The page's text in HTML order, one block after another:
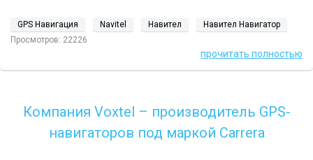
GPS Навигация Navitel Навител
Навител Навигатор
Просмотров: 22226
прочитать полностью
Компания Voxtel – производитель GPS-
навигаторов под маркой Carrera